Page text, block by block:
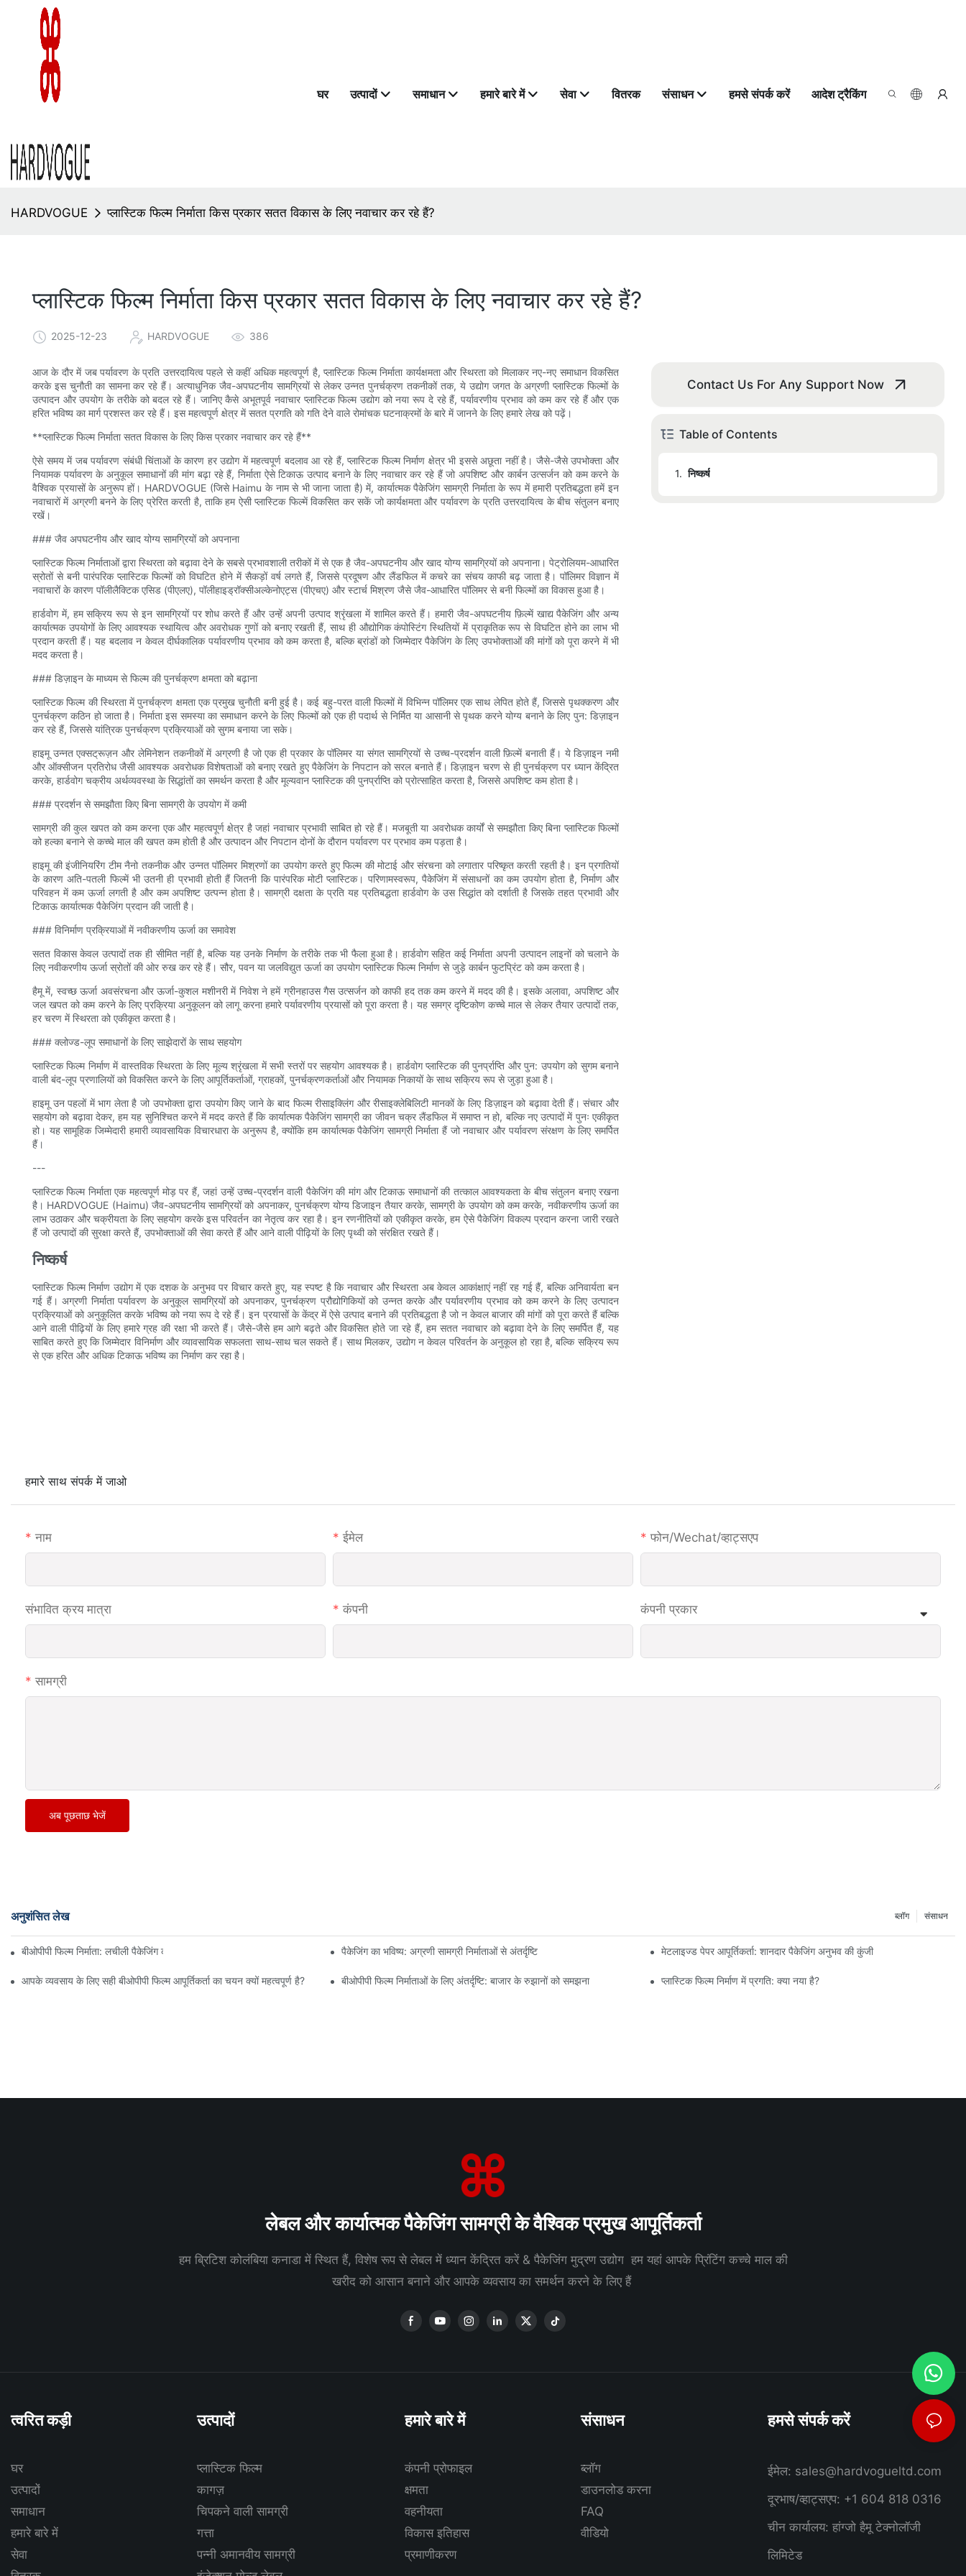
घर उत्पादों समाधान हमारे बारे में सेवा वितरक संसाधन हमसे संपर्क करें आदेश ट्रैकिंग
HARDVOGUE प्लास्टिक फिल्म निर्माता किस प्रकार सतत विकास के लिए नवाचार कर रहे हैं?
प्लास्टिक फिल्म निर्माता किस प्रकार सतत विकास के लिए नवाचार कर रहे हैं?
2025-12-23 HARDVOGUE 386
आज के दौर में जब पर्यावरण के प्रति उत्तरदायित्व पहले से कहीं अधिक महत्वपूर्ण है, प्लास्टिक फिल्म निर्माता कार्यक्षमता और स्थिरता को मिलाकर नए-नए समाधान विकसित
करके इस चुनौती का सामना कर रहे हैं। अत्याधुनिक जैव-अपघटनीय सामग्रियों से लेकर उन्नत पुनर्चक्रण तकनीकों तक, ये उद्योग जगत के अग्रणी प्लास्टिक फिल्मों के
उत्पादन और उपयोग के तरीके को बदल रहे हैं। जानिए कैसे अभूतपूर्व नवाचार प्लास्टिक फिल्म उद्योग को नया रूप दे रहे हैं, पर्यावरणीय प्रभाव को कम कर रहे हैं और एक
हरित भविष्य का मार्ग प्रशस्त कर रहे हैं। इस महत्वपूर्ण क्षेत्र में सतत प्रगति को गति देने वाले रोमांचक घटनाक्रमों के बारे में जानने के लिए हमारे लेख को पढ़ें।
**प्लास्टिक फिल्म निर्माता सतत विकास के लिए किस प्रकार नवाचार कर रहे हैं**
ऐसे समय में जब पर्यावरण संबंधी चिंताओं के कारण हर उद्योग में महत्वपूर्ण बदलाव आ रहे हैं, प्लास्टिक फिल्म निर्माण क्षेत्र भी इससे अछूता नहीं है। जैसे-जैसे उपभोक्ता और
नियामक पर्यावरण के अनुकूल समाधानों की मांग बढ़ा रहे हैं, निर्माता ऐसे टिकाऊ उत्पाद बनाने के लिए नवाचार कर रहे हैं जो अपशिष्ट और कार्बन उत्सर्जन को कम करने के
वैश्विक प्रयासों के अनुरूप हों। HARDVOGUE (जिसे Haimu के नाम से भी जाना जाता है) में, कार्यात्मक पैकेजिंग सामग्री निर्माता के रूप में हमारी प्रतिबद्धता हमें इन
नवाचारों में अग्रणी बनने के लिए प्रेरित करती है, ताकि हम ऐसी प्लास्टिक फिल्में विकसित कर सकें जो कार्यक्षमता और पर्यावरण के प्रति उत्तरदायित्व के बीच संतुलन बनाए
रखें।
### जैव अपघटनीय और खाद योग्य सामग्रियों को अपनाना
प्लास्टिक फिल्म निर्माताओं द्वारा स्थिरता को बढ़ावा देने के सबसे प्रभावशाली तरीकों में से एक है जैव-अपघटनीय और खाद योग्य सामग्रियों को अपनाना। पेट्रोलियम-आधारित
स्रोतों से बनी पारंपरिक प्लास्टिक फिल्मों को विघटित होने में सैकड़ों वर्ष लगते हैं, जिससे प्रदूषण और लैंडफिल में कचरे का संचय काफी बढ़ जाता है। पॉलिमर विज्ञान में
नवाचारों के कारण पॉलीलैक्टिक एसिड (पीएलए), पॉलीहाइड्रॉक्सीअल्केनोएट्स (पीएचए) और स्टार्च मिश्रण जैसे जैव-आधारित पॉलिमर से बनी फिल्मों का विकास हुआ है।
हार्डवोग में, हम सक्रिय रूप से इन सामग्रियों पर शोध करते हैं और उन्हें अपनी उत्पाद श्रृंखला में शामिल करते हैं। हमारी जैव-अपघटनीय फ़िल्में खाद्य पैकेजिंग और अन्य
कार्यात्मक उपयोगों के लिए आवश्यक स्थायित्व और अवरोधक गुणों को बनाए रखती हैं, साथ ही औद्योगिक कंपोस्टिंग स्थितियों में प्राकृतिक रूप से विघटित होने का लाभ भी
प्रदान करती हैं। यह बदलाव न केवल दीर्घकालिक पर्यावरणीय प्रभाव को कम करता है, बल्कि ब्रांडों को जिम्मेदार पैकेजिंग के लिए उपभोक्ताओं की मांगों को पूरा करने में भी
मदद करता है।
### डिज़ाइन के माध्यम से फिल्म की पुनर्चक्रण क्षमता को बढ़ाना
प्लास्टिक फिल्म की स्थिरता में पुनर्चक्रण क्षमता एक प्रमुख चुनौती बनी हुई है। कई बहु-परत वाली फिल्मों में विभिन्न पॉलिमर एक साथ लेपित होते हैं, जिससे पृथक्करण और
पुनर्चक्रण कठिन हो जाता है। निर्माता इस समस्या का समाधान करने के लिए फिल्मों को एक ही पदार्थ से निर्मित या आसानी से पृथक करने योग्य बनाने के लिए पुन: डिज़ाइन
कर रहे हैं, जिससे यांत्रिक पुनर्चक्रण प्रक्रियाओं को सुगम बनाया जा सके।
हाइमू उन्नत एक्सट्रूज़न और लेमिनेशन तकनीकों में अग्रणी है जो एक ही प्रकार के पॉलिमर या संगत सामग्रियों से उच्च-प्रदर्शन वाली फ़िल्में बनाती हैं। ये डिज़ाइन नमी
और ऑक्सीजन प्रतिरोध जैसी आवश्यक अवरोधक विशेषताओं को बनाए रखते हुए पैकेजिंग के निपटान को सरल बनाते हैं। डिज़ाइन चरण से ही पुनर्चक्रण पर ध्यान केंद्रित
करके, हार्डवोग चक्रीय अर्थव्यवस्था के सिद्धांतों का समर्थन करता है और मूल्यवान प्लास्टिक की पुनर्प्राप्ति को प्रोत्साहित करता है, जिससे अपशिष्ट कम होता है।
### प्रदर्शन से समझौता किए बिना सामग्री के उपयोग में कमी
सामग्री की कुल खपत को कम करना एक और महत्वपूर्ण क्षेत्र है जहां नवाचार प्रभावी साबित हो रहे हैं। मजबूती या अवरोधक कार्यों से समझौता किए बिना प्लास्टिक फिल्मों
को हल्का बनाने से कच्चे माल की खपत कम होती है और उत्पादन और निपटान दोनों के दौरान पर्यावरण पर प्रभाव कम पड़ता है।
हाइमू की इंजीनियरिंग टीम नैनो तकनीक और उन्नत पॉलिमर मिश्रणों का उपयोग करते हुए फिल्म की मोटाई और संरचना को लगातार परिष्कृत करती रहती है। इन प्रगतियों
के कारण अति-पतली फिल्में भी उतनी ही प्रभावी होती हैं जितनी कि पारंपरिक मोटी प्लास्टिक। परिणामस्वरूप, पैकेजिंग में संसाधनों का कम उपयोग होता है, निर्माण और
परिवहन में कम ऊर्जा लगती है और कम अपशिष्ट उत्पन्न होता है। सामग्री दक्षता के प्रति यह प्रतिबद्धता हार्डवोग के उस सिद्धांत को दर्शाती है जिसके तहत प्रभावी और
टिकाऊ कार्यात्मक पैकेजिंग प्रदान की जाती है।
### विनिर्माण प्रक्रियाओं में नवीकरणीय ऊर्जा का समावेश
सतत विकास केवल उत्पादों तक ही सीमित नहीं है, बल्कि यह उनके निर्माण के तरीके तक भी फैला हुआ है। हार्डवोग सहित कई निर्माता अपनी उत्पादन लाइनों को चलाने के
लिए नवीकरणीय ऊर्जा स्रोतों की ओर रुख कर रहे हैं। सौर, पवन या जलविद्युत ऊर्जा का उपयोग प्लास्टिक फिल्म निर्माण से जुड़े कार्बन फुटप्रिंट को कम करता है।
हैमू में, स्वच्छ ऊर्जा अवसंरचना और ऊर्जा-कुशल मशीनरी में निवेश ने हमें ग्रीनहाउस गैस उत्सर्जन को काफी हद तक कम करने में मदद की है। इसके अलावा, अपशिष्ट और
जल खपत को कम करने के लिए प्रक्रिया अनुकूलन को लागू करना हमारे पर्यावरणीय प्रयासों को पूरा करता है। यह समग्र दृष्टिकोण कच्चे माल से लेकर तैयार उत्पादों तक,
हर चरण में स्थिरता को एकीकृत करता है।
### क्लोज्ड-लूप समाधानों के लिए साझेदारों के साथ सहयोग
प्लास्टिक फिल्म निर्माण में वास्तविक स्थिरता के लिए मूल्य श्रृंखला में सभी स्तरों पर सहयोग आवश्यक है। हार्डवोग प्लास्टिक की पुनर्प्राप्ति और पुन: उपयोग को सुगम बनाने
वाली बंद-लूप प्रणालियों को विकसित करने के लिए आपूर्तिकर्ताओं, ग्राहकों, पुनर्चक्रणकर्ताओं और नियामक निकायों के साथ सक्रिय रूप से जुड़ा हुआ है।
हाइमू उन पहलों में भाग लेता है जो उपभोक्ता द्वारा उपयोग किए जाने के बाद फिल्म रीसाइक्लिंग और रीसाइक्लेबिलिटी मानकों के लिए डिज़ाइन को बढ़ावा देती हैं। संचार और
सहयोग को बढ़ावा देकर, हम यह सुनिश्चित करने में मदद करते हैं कि कार्यात्मक पैकेजिंग सामग्री का जीवन चक्र लैंडफिल में समाप्त न हो, बल्कि नए उत्पादों में पुनः एकीकृत
हो। यह सामूहिक जिम्मेदारी हमारी व्यावसायिक विचारधारा के अनुरूप है, क्योंकि हम कार्यात्मक पैकेजिंग सामग्री निर्माता हैं जो नवाचार और पर्यावरण संरक्षण के लिए समर्पित
हैं।
---
प्लास्टिक फिल्म निर्माता एक महत्वपूर्ण मोड़ पर हैं, जहां उन्हें उच्च-प्रदर्शन वाली पैकेजिंग की मांग और टिकाऊ समाधानों की तत्काल आवश्यकता के बीच संतुलन बनाए रखना
है। HARDVOGUE (Haimu) जैव-अपघटनीय सामग्रियों को अपनाकर, पुनर्चक्रण योग्य डिजाइन तैयार करके, सामग्री के उपयोग को कम करके, नवीकरणीय ऊर्जा का
लाभ उठाकर और चक्रीयता के लिए सहयोग करके इस परिवर्तन का नेतृत्व कर रहा है। इन रणनीतियों को एकीकृत करके, हम ऐसे पैकेजिंग विकल्प प्रदान करना जारी रखते
हैं जो उत्पादों की सुरक्षा करते हैं, उपभोक्ताओं की सेवा करते हैं और आने वाली पीढ़ियों के लिए पृथ्वी को संरक्षित रखते हैं।
निष्कर्ष
प्लास्टिक फिल्म निर्माण उद्योग में एक दशक के अनुभव पर विचार करते हुए, यह स्पष्ट है कि नवाचार और स्थिरता अब केवल आकांक्षाएं नहीं रह गई हैं, बल्कि अनिवार्यता बन
गई हैं। अग्रणी निर्माता पर्यावरण के अनुकूल सामग्रियों को अपनाकर, पुनर्चक्रण प्रौद्योगिकियों को उन्नत करके और पर्यावरणीय प्रभाव को कम करने के लिए उत्पादन
प्रक्रियाओं को अनुकूलित करके भविष्य को नया रूप दे रहे हैं। इन प्रयासों के केंद्र में ऐसे उत्पाद बनाने की प्रतिबद्धता है जो न केवल बाजार की मांगों को पूरा करते हैं बल्कि
आने वाली पीढ़ियों के लिए हमारे ग्रह की रक्षा भी करते हैं। जैसे-जैसे हम आगे बढ़ते और विकसित होते जा रहे हैं, हम सतत नवाचार को बढ़ावा देने के लिए समर्पित हैं, यह
साबित करते हुए कि जिम्मेदार विनिर्माण और व्यावसायिक सफलता साथ-साथ चल सकते हैं। साथ मिलकर, उद्योग न केवल परिवर्तन के अनुकूल हो रहा है, बल्कि सक्रिय रूप
से एक हरित और अधिक टिकाऊ भविष्य का निर्माण कर रहा है।
Contact Us For Any Support Now
Table of Contents
1. निष्कर्ष
हमारे साथ संपर्क में जाओ
नाम ईमेल फोन/wechat/व्हाट्सएप
संभावित क्रय मात्रा कंपनी कंपनी प्रकार
सामग्री
अब पूछताछ भेजें
अनुशंसित लेख संसाधन
ब्लॉग
बीओपीपी फिल्म निर्माता: लचीली पैकेजिंग की रीढ़ की हड्डी पैकेजिंग का भविष्य: अग्रणी सामग्री निर्माताओं से अंतर्दृष्टि मेटलाइज्ड पेपर आपूर्तिकर्ता: शानदार पैकेजिंग अनुभव की कुंजी
आपके व्यवसाय के लिए सही बीओपीपी फिल्म आपूर्तिकर्ता का चयन क्यों महत्वपूर्ण है? बीओपीपी फिल्म निर्माताओं के लिए अंतर्दृष्टि: बाजार के रुझानों को समझना प्लास्टिक फिल्म निर्माण में प्रगति: क्या नया है?
लेबल और कार्यात्मक पैकेजिंग सामग्री के वैश्विक प्रमुख आपूर्तिकर्ता
हम ब्रिटिश कोलंबिया कनाडा में स्थित हैं, विशेष रूप से लेबल में ध्यान केंद्रित करें & पैकेजिंग मुद्रण उद्योग हम यहां आपके प्रिंटिंग कच्चे माल की
खरीद को आसान बनाने और आपके व्यवसाय का समर्थन करने के लिए हैं
त्वरित कड़ी
घर
उत्पादों
समाधान
हमारे बारे में
सेवा
उत्पादों
प्लास्टिक फिल्म
कागज़
चिपकने वाली सामग्री
गत्ता
पन्नी अमानवीय सामग्री
हमारे बारे में
कंपनी प्रोफाइल
क्षमता
वहनीयता
विकास इतिहास
प्रमाणीकरण
संसाधन
ब्लॉग
डाउनलोड करना
FAQ
वीडियो
हमसे संपर्क करें
ईमेल: sales@hardvogueltd.com
दूरभाष/व्हाट्सएप: +1 604 818 0316
चीन कार्यालय: हांग्जो हैमू टेक्नोलॉजी
लिमिटेड